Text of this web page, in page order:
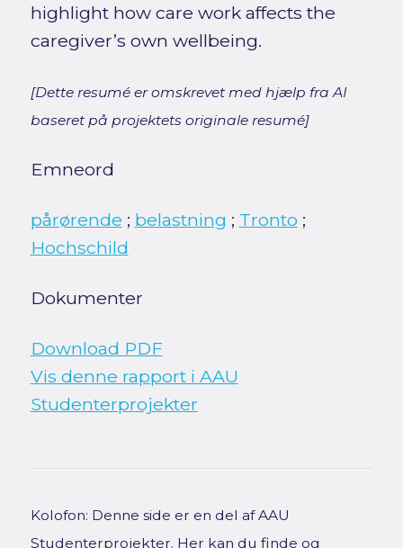
highlight how care work affects the
caregiver’s own wellbeing.
[Dette resumé er omskrevet med hjælp fra AI
baseret på projektets originale resumé]
Emneord
pårørende ; belastning ; Tronto ;
Hochschild
Dokumenter
Download PDF
Vis denne rapport i AAU
Studenterprojekter
Kolofon: Denne side er en del af AAU
Studenterprojekter. Her kan du finde og